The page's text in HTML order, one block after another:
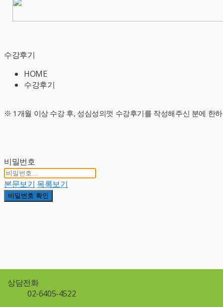
수강후기
HOME
수강후기
※ 1개월 이상 수강 후, 성심성의껏 수강후기를 작성해주신 분에 한
비밀번호
본문보기 목록보기
비밀번호 확인
상담전화
02-6405-4522